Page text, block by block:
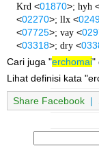
Krd <01870>;hyh
<02270>;llx <
<07725>;vay <
<03318>;dry <
Cari juga "erchomai"
Lihat definisi kata
Share Facebook |